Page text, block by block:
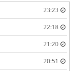
23:23
22:18
21:20
20:51